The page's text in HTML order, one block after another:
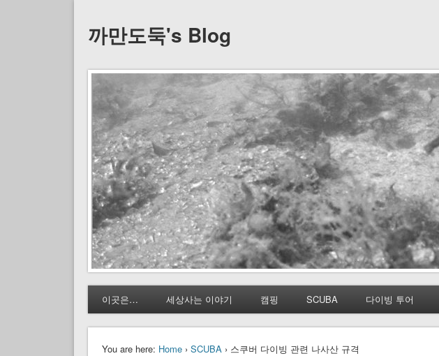
까만도둑's Blog
이곳은… 세상사는 이야기 캠핑 SCUBA 다이빙 투어
You are here: Home› SCUBA› 스쿠버 다이빙 관련 나사산 규격